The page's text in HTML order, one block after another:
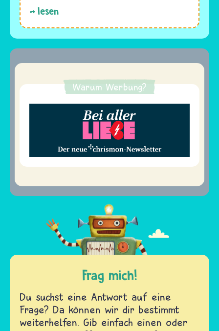
lesen
Warum Werbung?
Frag mich!
Du suchst eine Antwort auf eine
Frage? Da können wir dir bestimmt
weiterhelfen. Gib einfach einen oder